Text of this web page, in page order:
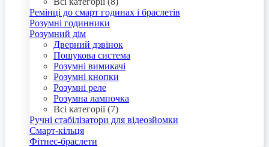
Ремінці до смарт годинах і браслетів
Розумні годинники
Розумний дім
Дверний дзвінок
Пошукова система
Розумні вимикачі
Розумні кнопки
Розумні реле
Розумна лампочка
Всі категорії (7)
Ручні стабілізатори для відеозйомки
Смарт-кільця
Фітнес-браслети